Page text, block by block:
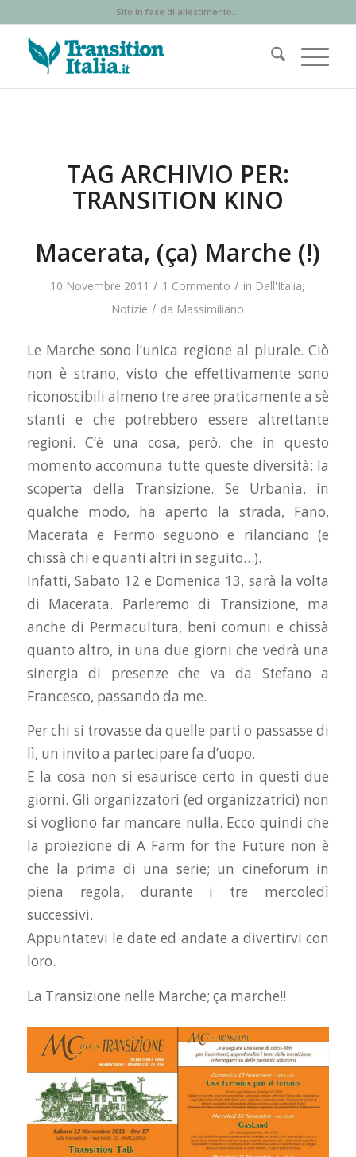
Sito in fase di allestimento...
TAG ARCHIVIO PER:
TRANSITION KINO
Macerata, (ça) Marche (!)
10 Novembre 2011 / 1 Commento / in Dall'Italia,
Notizie / da Massimiliano
Le Marche sono l’unica regione al plurale. Ciò
non è strano, visto che effettivamente sono
riconoscibili almeno tre aree praticamente a sè
stanti e che potrebbero essere altrettante
regioni. C’è una cosa, però, che in questo
momento accomuna tutte queste diversità: la
scoperta della Transizione. Se Urbania, in
qualche modo, ha aperto la strada, Fano,
Macerata e Fermo seguono e rilanciano (e
chissà chi e quanti altri in seguito…).
Infatti, Sabato 12 e Domenica 13, sarà la volta
di Macerata. Parleremo di Transizione, ma
anche di Permacultura, beni comuni e chissà
quanto altro, in una due giorni che vedrà una
sinergia di presenze che va da Stefano a
Francesco, passando da me.
Per chi si trovasse da quelle parti o passasse di
lì, un invito a partecipare fa d’uopo.
E la cosa non si esaurisce certo in questi due
giorni. Gli organizzatori (ed organizzatrici) non
si vogliono far mancare nulla. Ecco quindi che
la proiezione di A Farm for the Future non è
che la prima di una serie; un cineforum in
piena regola, durante i tre mercoledì
successivi.
Appuntatevi le date ed andate a divertirvi con
loro.
La Transizione nelle Marche; ça marche!!